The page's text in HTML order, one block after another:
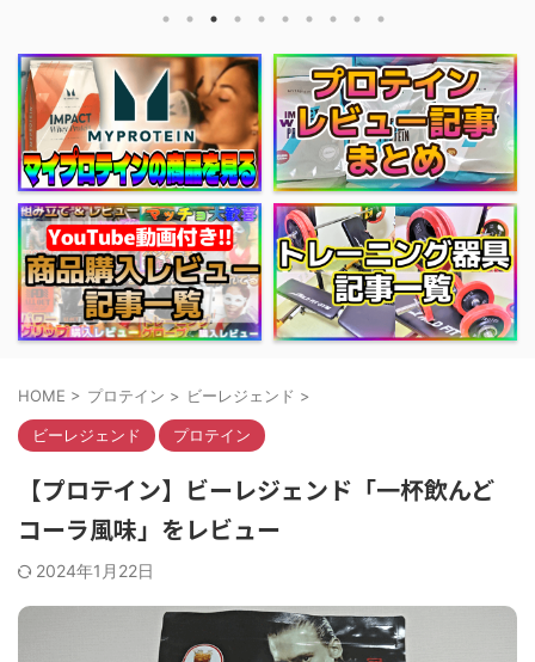
HOME > プロテイン > ビーレジェンド >
ビーレジェンド プロテイン
【プロテイン】ビーレジェンド「一杯飲んど
コーラ風味」をレビュー
2024年1月22日